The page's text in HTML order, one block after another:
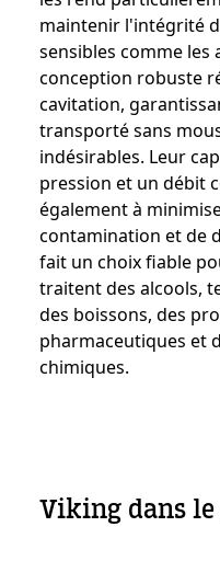
maintenir l'intégrité
sensibles comme les
conception robuste
cavitation,
transporté sans
indésirables. Leur
pression et un débit
également à
contamination et de
fait un choix fiable
traitent des alcools,
des boissons, des
pharmaceutiques et
chimiques.
Viking dans le